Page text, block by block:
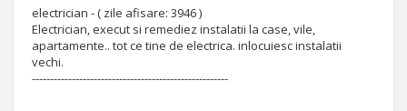
electrician - ( zile afisare: 3946 )
Electrician, execut si remediez instalatii la case, vile,
apartamente.. tot ce tine de electrica. inlocuiesc instalatii
vechi.
------------------------------------------------------